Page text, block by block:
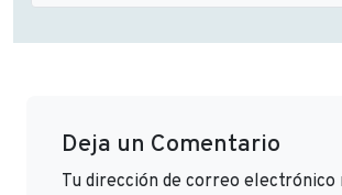
Deja un Comentario
Tu dirección de correo electrónico